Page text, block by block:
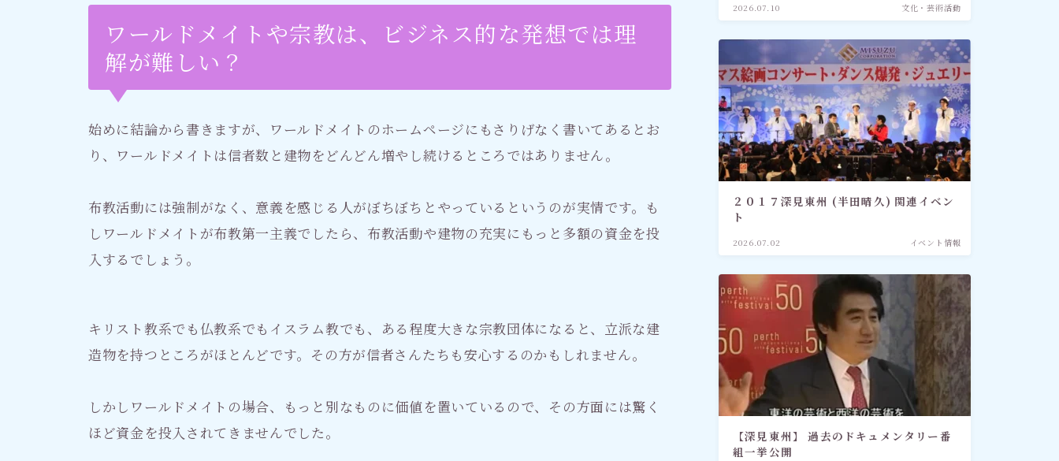
ワールドメイトや宗教は、ビジネス的な発想では理
解が難しい？
始めに結論から書きますが、ワールドメイトのホームページにもさりげなく書いてあるとお
り、ワールドメイトは信者数と建物をどんどん増やし続けるところではありません。
布教活動には強制がなく、意義を感じる人がぼちぼちとやっているというのが実情です。も
しワールドメイトが布教第一主義でしたら、布教活動や建物の充実にもっと多額の資金を投
入するでしょう。
キリスト教系でも仏教系でもイスラム教でも、ある程度大きな宗教団体になると、立派な建
造物を持つところがほとんどです。その方が信者さんたちも安心するのかもしれません。
しかしワールドメイトの場合、もっと別なものに価値を置いているので、その方面には驚く
ほど資金を投入されてきませんでした。
2026.07.10 文化・芸術活動
２０１７深見東州 (半田晴久) 関連イベン
ト
2026.07.02 イベント情報
【深見東州】 過去のドキュメンタリー番
組一挙公開